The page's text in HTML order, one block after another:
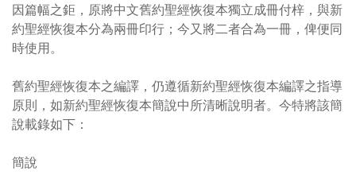
因篇幅之鉅，原將中文舊約聖經恢復本獨立成冊付梓，與新
約聖經恢復本分為兩冊印行；今又將二者合為一冊，俾便同
時使用。
舊約聖經恢復本之編譯，仍遵循新約聖經恢復本編譯之指導
原則，如新約聖經恢復本簡說中所清晰說明者。今特將該簡
說載錄如下：
簡說